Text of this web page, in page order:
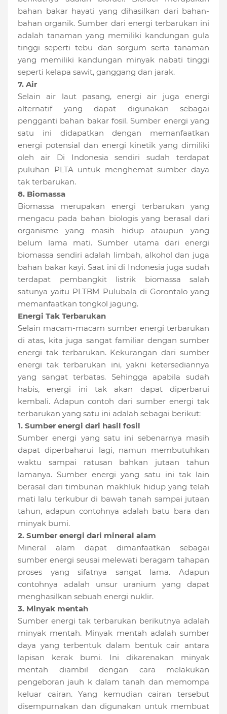
bahan bakar hayati yang dihasilkan dari bahan-
bahan organik. Sumber dari energi terbarukan ini
adalah tanaman yang memiliki kandungan gula
tinggi seperti tebu dan sorgum serta tanaman
yang memiliki kandungan minyak nabati tinggi
seperti kelapa sawit, ganggang dan jarak.
7. Air
Selain air laut pasang, energi air juga energi
alternatif yang dapat digunakan sebagai
pengganti bahan bakar fosil. Sumber energi yang
satu ini didapatkan dengan memanfaatkan
energi potensial dan energi kinetik yang dimiliki
oleh air Di Indonesia sendiri sudah terdapat
puluhan PLTA untuk menghemat sumber daya
tak terbarukan.
8. Biomassa
Biomassa merupakan energi terbarukan yang
mengacu pada bahan biologis yang berasal dari
organisme yang masih hidup ataupun yang
belum lama mati. Sumber utama dari energi
biomassa sendiri adalah limbah, alkohol dan juga
bahan bakar kayi. Saat ini di Indonesia juga sudah
terdapat pembangkit listrik biomassa salah
satunya yaitu PLTBM Pulubala di Gorontalo yang
memanfaatkan tongkol jagung.
Energi Tak Terbarukan
Selain macam-macam sumber energi terbarukan
di atas, kita juga sangat familiar dengan sumber
energi tak terbarukan. Kekurangan dari sumber
energi tak terbarukan ini, yakni ketersediannya
yang sangat terbatas. Sehingga apabila sudah
habis, energi ini tak akan dapat diperbarui
kembali. Adapun contoh dari sumber energi tak
terbarukan yang satu ini adalah sebagai berikut:
1. Sumber energi dari hasil fosil
Sumber energi yang satu ini sebenarnya masih
dapat diperbaharui lagi, namun membutuhkan
waktu sampai ratusan bahkan jutaan tahun
lamanya. Sumber energi yang satu ini tak lain
berasal dari timbunan makhluk hidup yang telah
mati lalu terkubur di bawah tanah sampai jutaan
tahun, adapun contohnya adalah batu bara dan
minyak bumi.
2. Sumber energi dari mineral alam
Mineral alam dapat dimanfaatkan sebagai
sumber energi seusai melewati beragam tahapan
proses yang sifatnya sangat lama. Adapun
contohnya adalah unsur uranium yang dapat
menghasilkan sebuah energi nuklir.
3. Minyak mentah
Sumber energi tak terbarukan berikutnya adalah
minyak mentah. Minyak mentah adalah sumber
daya yang terbentuk dalam bentuk cair antara
lapisan kerak bumi. Ini dikarenakan minyak
mentah diambil dengan cara melakukan
pengeboran jauh k dalam tanah dan memompa
keluar cairan. Yang kemudian cairan tersebut
disempurnakan dan digunakan untuk membuat